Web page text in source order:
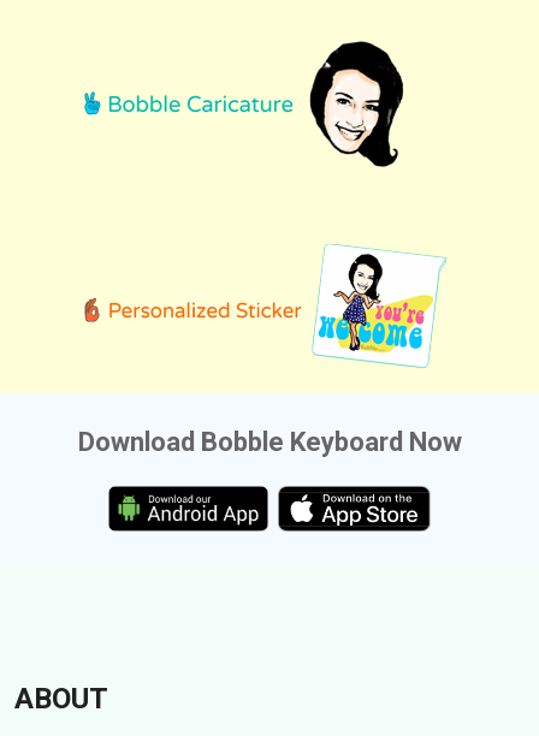
Download Bobble Keyboard Now
ABOUT